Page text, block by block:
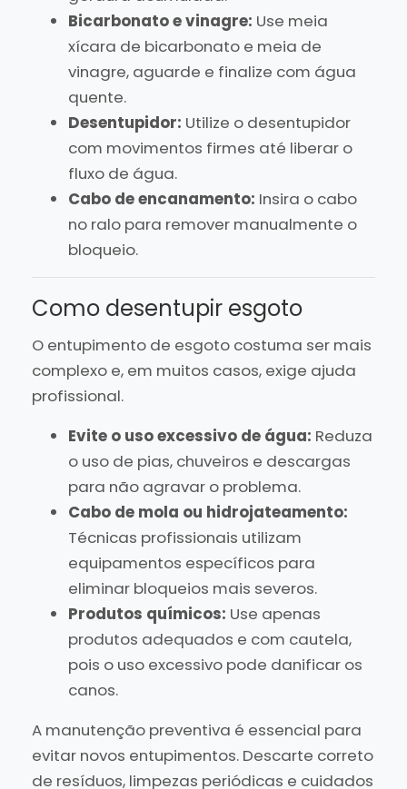
Bicarbonato e vinagre: Use meia
xícara de bicarbonato e meia de
vinagre, aguarde e finalize com água
quente.
Desentupidor: Utilize o desentupidor
com movimentos firmes até liberar o
fluxo de água.
Cabo de encanamento: Insira o cabo
no ralo para remover manualmente o
bloqueio.
Como desentupir esgoto
O entupimento de esgoto costuma ser mais
complexo e, em muitos casos, exige ajuda
profissional.
Evite o uso excessivo de água: Reduza
o uso de pias, chuveiros e descargas
para não agravar o problema.
Cabo de mola ou hidrojateamento:
Técnicas profissionais utilizam
equipamentos específicos para
eliminar bloqueios mais severos.
Produtos químicos: Use apenas
produtos adequados e com cautela,
pois o uso excessivo pode danificar os
canos.
A manutenção preventiva é essencial para
evitar novos entupimentos. Descarte correto
de resíduos, limpezas periódicas e cuidados